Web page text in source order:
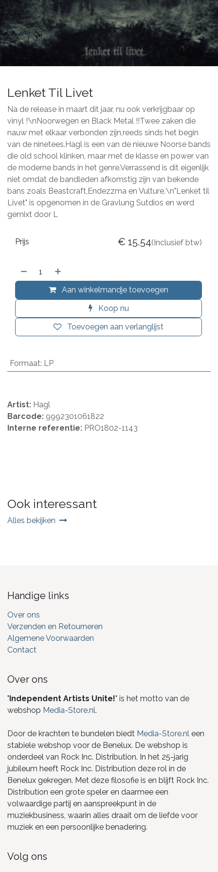
Lenket Til Livet
Na de release in maart dit jaar, nu ook verkrijgbaar op
vinyl !\nNoorwegen en Black Metal !!Twee zaken die
nauw met elkaar verbonden zijn,reeds sinds het begin
van de ninetees.Hagl is een van de nieuwe Noorse bands
die old school klinken, maar met de klasse en power van
de moderne bands in het genre.Verrassend is dit eigenlijk
niet omdat de bandleden afkomstig zijn van bekende
bans zoals Beastcraft,Endezzma en Vulture.\n"Lenket til
Livet" is opgenomen in de Gravlung Sutdios en werd
gemixt door L
Aan winkelmandje toevoegen
Koop nu
Toevoegen aan verlanglijst
Prijs € 15,54(Inclusief btw)
Formaat: LP
Artist: Hagl
Barcode: 9992301061822
Interne referentie: PRO1802-1143
Ook interessant
Alles bekijken
Handige links
Over ons
Verzenden en Retourneren
Algemene Voorwaarden
Contact
Over ons
"Independent Artists Unite!" is het motto van de
webshop Media-Store.nl.
Door de krachten te bundelen biedt Media-Store.nl een
stabiele webshop voor de Benelux. De webshop is
onderdeel van Rock Inc. Distribution. In het 25-jarig
jubileum heeft Rock Inc. Distribution deze rol in de
Benelux gekregen. Met deze filosofie is en blijft Rock Inc.
Distribution een grote speler en daarmee een
volwaardige partij en aanspreekpunt in de
muziekbusiness, waarin alles draait om de liefde voor
muziek en een persoonlijke benadering.
Volg ons